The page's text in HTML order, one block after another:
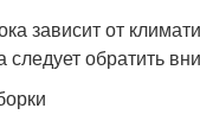
зависит от
следует обратить